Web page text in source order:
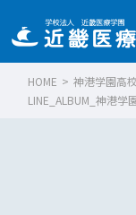
HOME > 神港学園高
LINE_ALBUM_神港